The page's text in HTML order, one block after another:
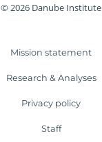
© 2026 Danube Institute
Mission statement
Research & Analyses
Privacy policy
Staff